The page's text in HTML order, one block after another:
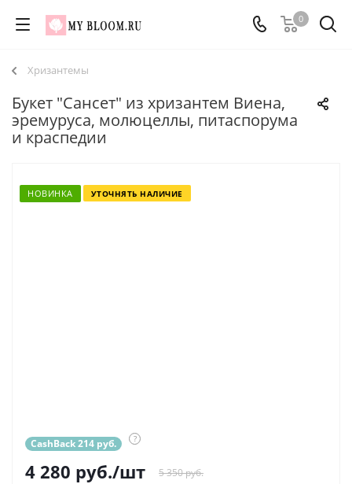
0
Хризантемы
Букет "Сансет" из хризантем Виена,
эремуруса, молюцеллы, питаспорума
и краспедии
НОВИНКА УТОЧНЯТЬ НАЛИЧИЕ
CashBack 214 руб. ?
4 280 руб./шт 5 350 руб.